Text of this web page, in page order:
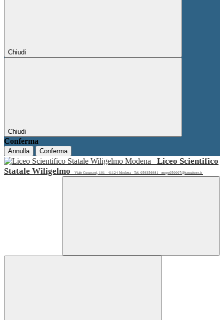
Chiudi
Chiudi
Conferma
Annulla Conferma
Liceo Scientifico
Statale Wiligelmo
Viale Corassori, 101 - 41124 Modena - Tel. 059356981 - mops050007@istruzione.it